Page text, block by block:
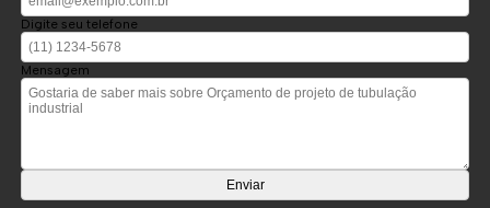
Digite seu telefone
Mensagem